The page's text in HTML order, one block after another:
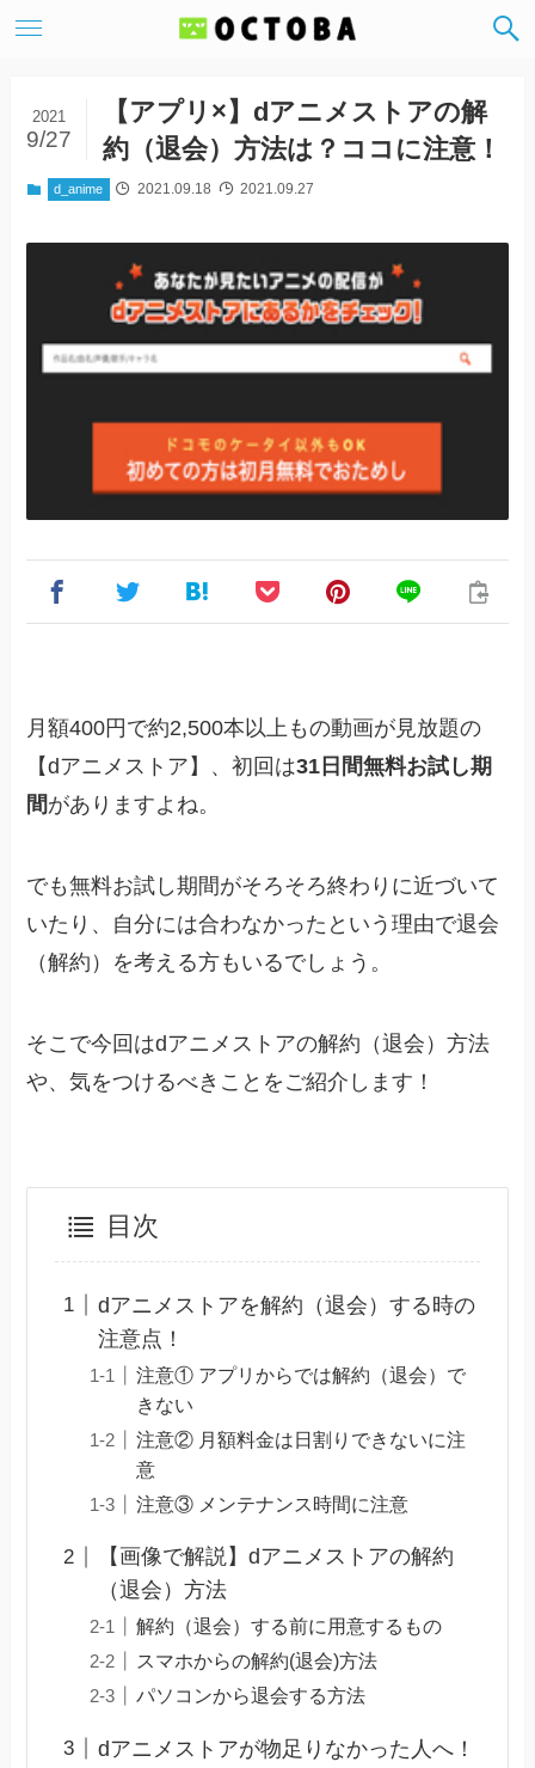
【アプリ×】dアニメストアの解
約（退会）方法は？ココに注意！
2021
9/27
d_anime 2021.09.18 2021.09.27
月額400円で約2,500本以上もの動画が見放題の
【dアニメストア】、初回は31日間無料お試し期
間がありますよね。
でも無料お試し期間がそろそろ終わりに近づいて
いたり、自分には合わなかったという理由で退会
（解約）を考える方もいるでしょう。
そこで今回はdアニメストアの解約（退会）方法
や、気をつけるべきことをご紹介します！
目次
dアニメストアを解約（退会）する時の
注意点！
注意① アプリからでは解約（退会）で
きない
注意② 月額料金は日割りできないに注
意
注意③ メンテナンス時間に注意
【画像で解説】dアニメストアの解約
（退会）方法
解約（退会）する前に用意するもの
スマホからの解約(退会)方法
パソコンから退会する方法
dアニメストアが物足りなかった人へ！